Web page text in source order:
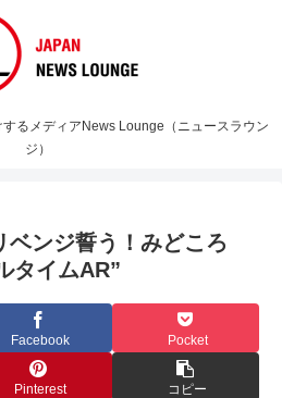
るメディアNews Lounge（ニュースラウン
ジ）
ベンジ誓う！みどころ
タイムAR”
Facebook Pocket
Pinterest コピー